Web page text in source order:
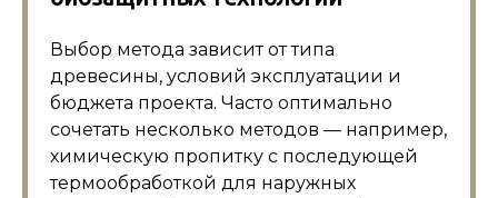
Выбор метода зависит от типа
древесины, условий эксплуатации и
бюджета проекта. Часто оптимально
сочетать несколько методов — например,
химическую пропитку с последующей
термообработкой для наружных